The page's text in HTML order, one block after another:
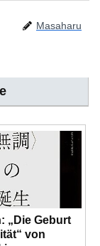
Masaharu
„Die Geburt
von